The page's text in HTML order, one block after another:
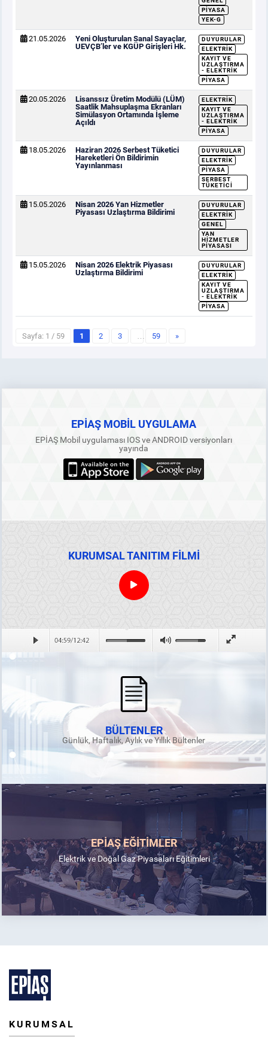
PIYASA
YEK-G
21.05.2026
Yeni Oluşturulan Sanal Sayaçlar,
UEVÇB’ler ve KGÜP Girişleri Hk.
DUYURULAR
ELEKTRIK
KAYIT VE
UZLAŞTIRMA
- ELEKTRIK
PIYASA
20.05.2026
Lisanssız Üretim Modülü (LÜM)
Saatlik Mahsuplaşma Ekranları
Simülasyon Ortamında İşleme
Açıldı
ELEKTRIK
KAYIT VE
UZLAŞTIRMA
- ELEKTRIK
PIYASA
18.05.2026
Haziran 2026 Serbest Tüketici
Hareketleri Ön Bildirimin
Yayınlanması
DUYURULAR
ELEKTRIK
PIYASA
SERBEST
TÜKETICI
15.05.2026
Nisan 2026 Yan Hizmetler
Piyasası Uzlaştırma Bildirimi
DUYURULAR
ELEKTRIK
GENEL
YAN
HIZMETLER
PIYASASI
15.05.2026
Nisan 2026 Elektrik Piyasası
Uzlaştırma Bildirimi
DUYURULAR
ELEKTRIK
KAYIT VE
UZLAŞTIRMA
- ELEKTRIK
PIYASA
Sayfa: 1 / 59 1 2 3 … 59 »
EPİAŞ MOBİL UYGULAMA
EPİAŞ Mobil uygulaması IOS ve ANDROID versiyonları
yayında
KURUMSAL TANITIM FİLMİ
BÜLTENLER
Günlük, Haftalık, Aylık ve Yıllık Bültenler
EPİAŞ EĞİTİMLER
Elektrik ve Doğal Gaz Piyasaları Eğitimleri
KURUMSAL